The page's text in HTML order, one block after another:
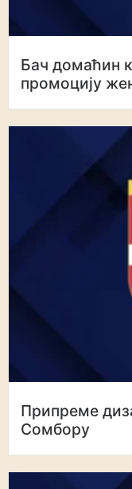
Бач домаћин
промоцију
Припреме
Сомбору